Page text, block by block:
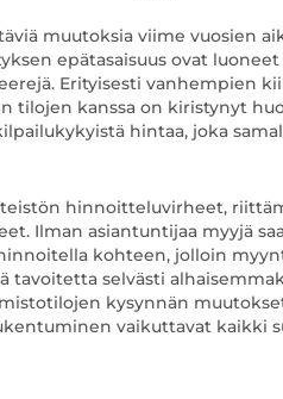
muutoksia viime vuosien
epätasaisuus ovat
Erityisesti vanhempien
kanssa on kiristynyt
hintaa, joka
hinnoitteluvirheet,
Ilman asiantuntijaa myyjä
kohteen, jolloin
tavoitetta selvästi
kysynnän
vaikuttavat kaikki